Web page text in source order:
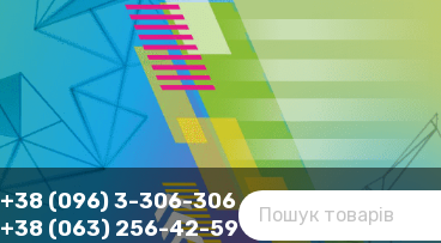
+38 (096) 3-306-306
+38 (063) 256-42-59